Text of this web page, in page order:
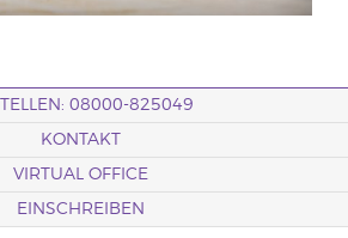
08000-825049
KONTAKT
VIRTUAL OFFICE
EINSCHREIBEN